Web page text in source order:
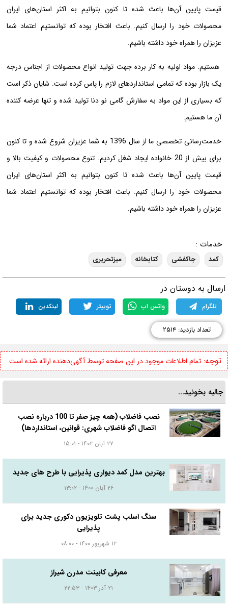
قیمت پایین آن‌ها باعث شده تا کنون بتوانیم به اکثر استان‌های ایران
محصولات خود را ارسال کنیم. باعث افتخار بوده که توانستیم اعتماد شما
عزیزان را همراه خود داشته باشیم.
هستیم. مواد اولیه به کار برده جهت تولید انواع محصولات از اجناس درجه
یک بازار بوده که تمامی استانداردهای لازم را پاس کرده است. شایان ذکر است
که بسیاری از این مواد به سفارش گامی نو دنا تولید شده و تنها عرضه کننده
آن ما هستیم.
خدمت‌رسانی تخصصی ما از سال 1396 به شما عزیزان شروع شده و تا کنون
برای بیش از 20 خانواده ایجاد شغل کردیم. تنوع محصولات و کیفیت بالا و
قیمت پایین آن‌ها باعث شده تا کنون بتوانیم به اکثر استان‌های ایران
محصولات خود را ارسال کنیم. باعث افتخار بوده که توانستیم اعتماد شما
عزیزان را همراه خود داشته باشیم.
خدمات :
کمد جاکفشی کتابخانه میزتحریری
به دوستان در
تلگرام واتس اپ توییتر لینکدین
تعداد بازدید: ۲۵۱۴
توجه:تمام اطلاعات موجود در این صفحه توسط آگهی‌دهنده ارائه شده است.
جالبه بخونید...
نصب فاضلاب (همه چیز صفر تا 100 درباره نصب
اتصال اگو فاضلاب شهری: قوانین، استانداردها)
۲۷ آبان ۱۴۰۲ - ۱۵:۰۱
بهترین مدل کمد دیواری پذیرایی با طرح های جدید
۲۶ آبان ۱۴۰۰ - ۱۳:۰۲
سنگ اسلب پشت تلویزیون دکوری جدید برای
پذیرایی
۱۲ شهریور ۱۴۰۰ - ۰۸:۰۰
معرفی کابینت مدرن شیراز